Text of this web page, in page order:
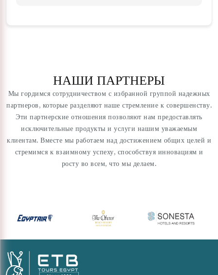
НАШИ ПАРТНЕРЫ
Мы гордимся сотрудничеством с избранной группой надежных
партнеров, которые разделяют наше стремление к совершенству.
Эти партнерские отношения позволяют нам предоставлять
исключительные продукты и услуги нашим уважаемым
клиентам. Вместе мы работаем над достижением общих целей и
стремимся к взаимному успеху, способствуя инновациям и
росту во всем, что мы делаем.